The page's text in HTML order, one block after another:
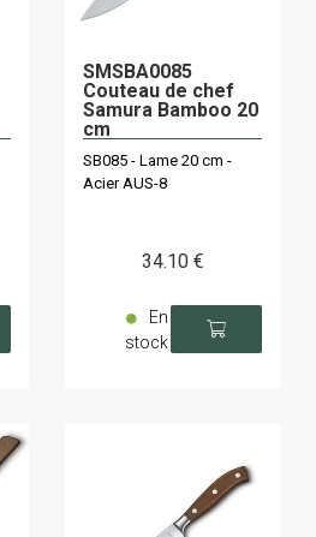
SMSBA0085
Couteau de chef
Samura Bamboo 20
cm
SB085 - Lame 20 cm -
Acier AUS-8
34.10 €
En
stock